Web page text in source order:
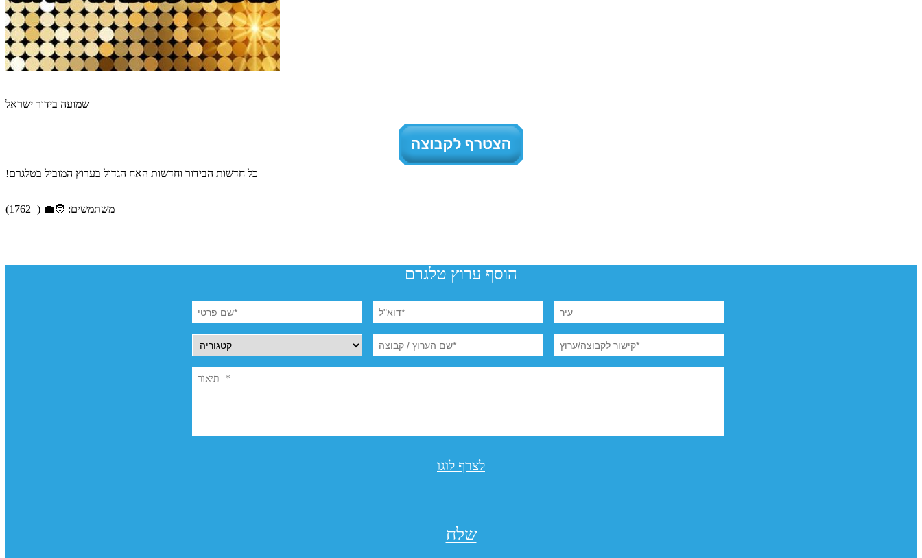
שמועה בידור ישראל
כל חדשות הבידור וחדשות האח הגדול בערוץ המוביל בטלגרם!
משתמשים: 🧑‍💼 (+1762)
הוסף ערוץ טלגרם
לצרף לוגו
שלח